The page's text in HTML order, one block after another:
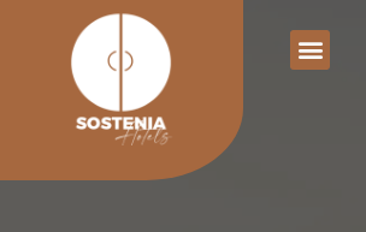
contenido
Menu